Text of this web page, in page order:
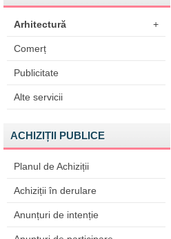
Arhitectură +
Comerț
Publicitate
Alte servicii
ACHIZIȚII PUBLICE
Planul de Achiziții
Achiziții în derulare
Anunțuri de intenție